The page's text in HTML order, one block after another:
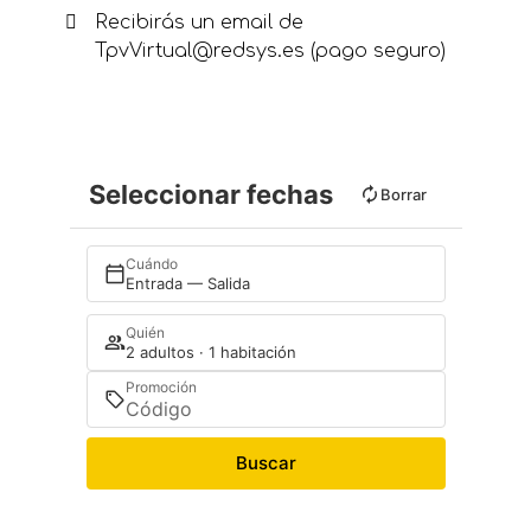
Recibirás un email de
TpvVirtual@redsys.es (pago seguro)
Seleccionar fechas Borrar
Cuándo
Entrada — Salida
Quién
2 adultos · 1 habitación
Promoción
Buscar